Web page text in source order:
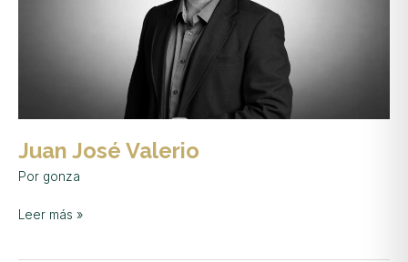
Juan José Valerio
Por gonza
Leer más »